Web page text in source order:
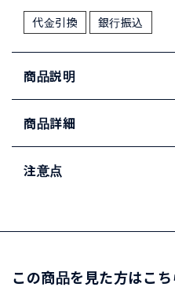
代金引換 銀行振込
商品説明
商品詳細
注意点
この商品を見た方はこ